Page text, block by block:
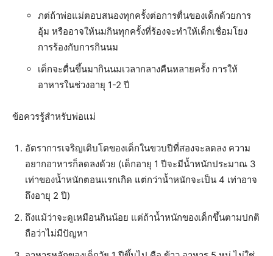
ภต่ถ้าพ่อแม่ตอบสนองทุกครั้งต่อการตื่นของเด็กด้วยการ
อุ้ม หรืออาจให้นมกินทุกครั้งที่ร้องจะทำให้เด็กเชื่อมโยง
การร้องกับการกินนม
เด็กจะตื่นขึ้นมากินนมเวลากลางคืนหลายครั้ง การให้
อาหารในช่วงอายุ 1-2 ปี
ข้อควรรู้สำหรับพ่อแม่
อัตราการเจริญเติบโตของเด็กในขวบปีที่สองจะลดลง ความ
อยากอาหารก็ลดลงด้วย (เด็กอายุ 1 ปีจะมีน้ำหนักประมาณ 3
เท่าของน้ำหนักตอนแรกเกิด แต่กว่าน้ำหนักจะเป็น 4 เท่าอาจ
ถึงอายุ 2 ปี)
ถึงแม้ว่าจะดูเหมือนกินน้อย แต่ถ้าน้ำหนักของเด็กขึ้นตามปกติ
ถือว่าไม่มีปัญหา